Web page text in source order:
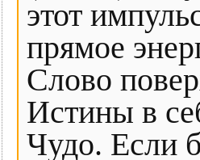
этот
прямое
Слово
Истины в
Чудо. Если